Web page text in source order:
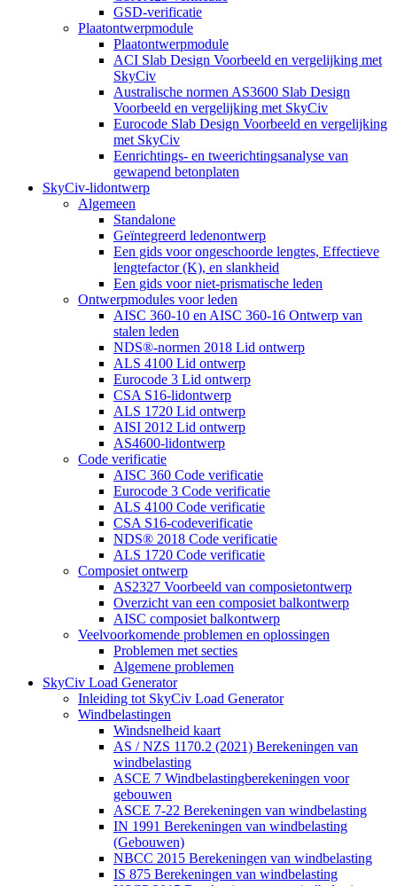
GSD-verificatie
Plaatontwerpmodule
Plaatontwerpmodule
ACI Slab Design Voorbeeld en vergelijking met
SkyCiv
Australische normen AS3600 Slab Design
Voorbeeld en vergelijking met SkyCiv
Eurocode Slab Design Voorbeeld en vergelijking
met SkyCiv
Eenrichtings- en tweerichtingsanalyse van
gewapend betonplaten
SkyCiv-lidontwerp
Algemeen
Standalone
Geïntegreerd ledenontwerp
Een gids voor ongeschoorde lengtes, Effectieve
lengtefactor (K), en slankheid
Een gids voor niet-prismatische leden
Ontwerpmodules voor leden
AISC 360-10 en AISC 360-16 Ontwerp van
stalen leden
NDS®-normen 2018 Lid ontwerp
ALS 4100 Lid ontwerp
Eurocode 3 Lid ontwerp
CSA S16-lidontwerp
ALS 1720 Lid ontwerp
AISI 2012 Lid ontwerp
AS4600-lidontwerp
Code verificatie
AISC 360 Code verificatie
Eurocode 3 Code verificatie
ALS 4100 Code verificatie
CSA S16-codeverificatie
NDS® 2018 Code verificatie
ALS 1720 Code verificatie
Composiet ontwerp
AS2327 Voorbeeld van composietontwerp
Overzicht van een composiet balkontwerp
AISC composiet balkontwerp
Veelvoorkomende problemen en oplossingen
Problemen met secties
Algemene problemen
SkyCiv Load Generator
Inleiding tot SkyCiv Load Generator
Windbelastingen
Windsnelheid kaart
AS / NZS 1170.2 (2021) Berekeningen van
windbelasting
ASCE 7 Windbelastingberekeningen voor
gebouwen
ASCE 7-22 Berekeningen van windbelasting
IN 1991 Berekeningen van windbelasting
(Gebouwen)
NBCC 2015 Berekeningen van windbelasting
IS 875 Berekeningen van windbelasting